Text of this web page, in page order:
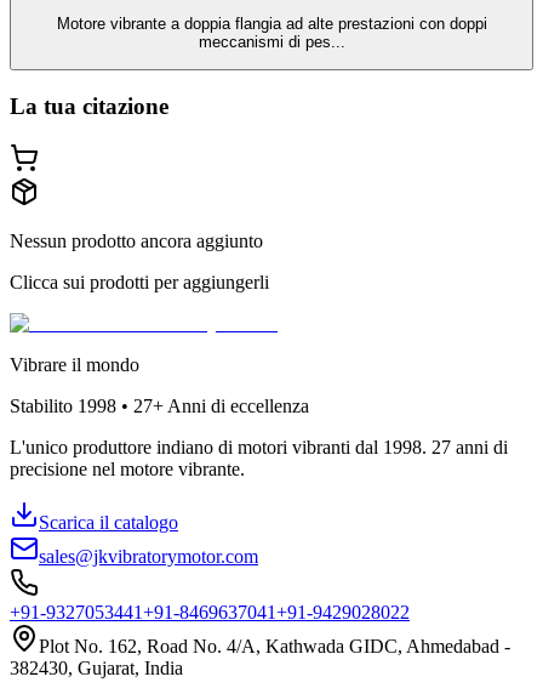
Motore vibrante a doppia flangia ad alte prestazioni con doppi
meccanismi di pes
La tua citazione
Nessun prodotto ancora aggiunto
Clicca sui prodotti per aggiungerli
Vibrare il mondo
Stabilito 1998 • 27+ Anni di eccellenza
L'unico produttore indiano di motori vibranti dal 1998. 27 anni di
precisione nel motore vibrante.
Scarica il catalogo
sales@jkvibratorymotor.com
+91-9327053441+91-8469637041+91-9429028022
Plot No. 162, Road No. 4/A, Kathwada GIDC, Ahmedabad -
382430, Gujarat, India